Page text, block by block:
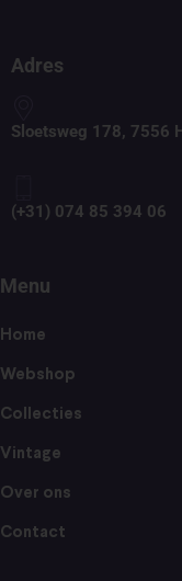
Adres
Sloetsweg 178, 7556
(+31) 074 85 394 06
Menu
Home
Webshop
Collecties
Vintage
Over ons
Contact